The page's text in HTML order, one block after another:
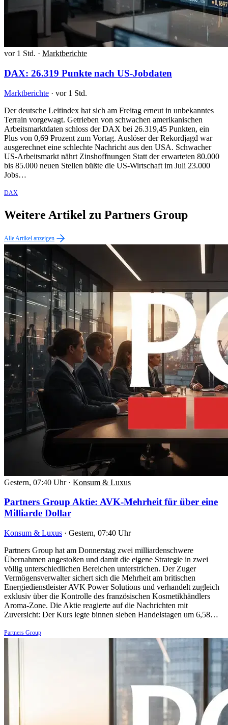
vor 1 Std. · Marktberichte
DAX: 26.319 Punkte nach US-Jobdaten
Marktberichte · vor 1 Std.
Der deutsche Leitindex hat sich am Freitag erneut in unbekanntes
Terrain vorgewagt. Getrieben von schwachen amerikanischen
Arbeitsmarktdaten schloss der DAX bei 26.319,45 Punkten, ein
Plus von 0,69 Prozent zum Vortag. Auslöser der Rekordjagd war
ausgerechnet eine schlechte Nachricht aus den USA. Schwacher
US-Arbeitsmarkt nährt Zinshoffnungen Statt der erwarteten 80.000
bis 85.000 neuen Stellen büßte die US-Wirtschaft im Juli 23.000
Jobs…
DAX
Weitere Artikel zu Partners Group
Alle Artikel anzeigen
Gestern, 07:40 Uhr · Konsum & Luxus
Partners Group Aktie: AVK-Mehrheit für über eine
Milliarde Dollar
Konsum & Luxus · Gestern, 07:40 Uhr
Partners Group hat am Donnerstag zwei milliardenschwere
Übernahmen angestoßen und damit die eigene Strategie in zwei
völlig unterschiedlichen Bereichen unterstrichen. Der Zuger
Vermögensverwalter sichert sich die Mehrheit am britischen
Energiedienstleister AVK Power Solutions und verhandelt zugleich
exklusiv über die Kontrolle des französischen Kosmetikhändlers
Aroma-Zone. Die Aktie reagierte auf die Nachrichten mit
Zuversicht: Der Kurs legte binnen sieben Handelstagen um 6,58…
Partners Group